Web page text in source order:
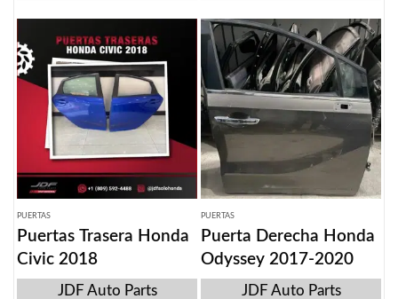
PUERTAS
Puertas Trasera Honda
Civic 2018
JDF Auto Parts
PUERTAS
Puerta Derecha Honda
Odyssey 2017-2020
JDF Auto Parts